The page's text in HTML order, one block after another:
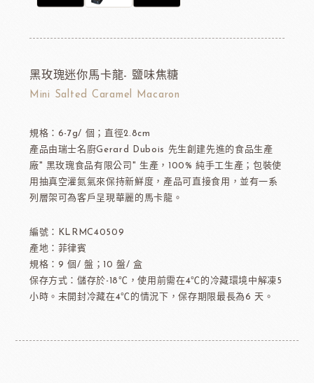
黑玫瑰迷你馬卡龍- 鹽味焦糖
Mini Salted Caramel Macaron
規格：6-7g/ 個；直徑2.8cm
產品由瑞士名廚Gerard Dubois 先生創建先進的食品生產
廠" 黑玫瑰食品有限公司" 生產，100% 純手工生產；包裝使
用抽真空灌氮氣來保持新鮮度，產品可直接食用，並有一系
列層架可為客戶呈現華麗的馬卡龍。
編號：KLRMC40509
產地：菲律賓
規格：9 個/ 盤；10 盤/ 盒
保存方式：儲存於-18℃，使用前需在4℃的冷藏環境中解凍5
小時。未開封冷藏在4℃的情況下，保存期限最長為6 天。